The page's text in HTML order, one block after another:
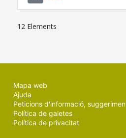
12 Elements
Mapa web
Ajuda
Peticions d'informació,
Política de galetes
Política de privacitat